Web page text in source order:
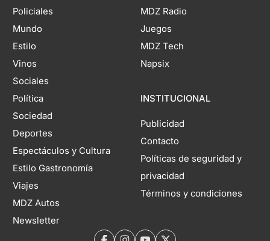
Policiales
Mundo
Estilo
Vinos
Sociales
Política
Sociedad
Deportes
Espectáculos y Cultura
Estilo Gastronomía
Viajes
MDZ Autos
Newsletter
MDZ Radio
Juegos
MDZ Tech
Napsix
INSTITUCIONAL
Publicidad
Contacto
Políticas de seguridad y
privacidad
Términos y condiciones